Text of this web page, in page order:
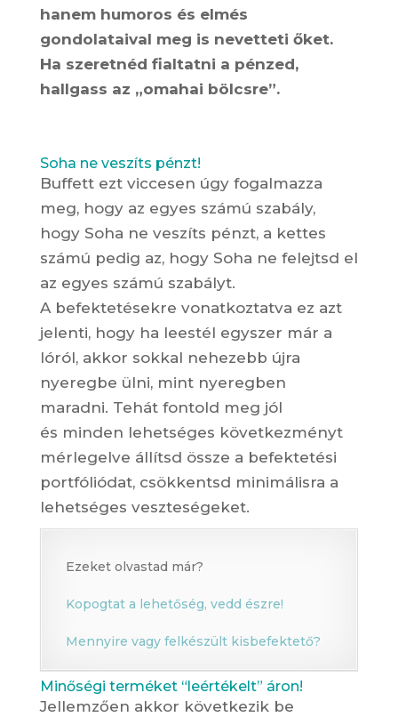
hanem humoros és elmés
gondolataival meg is nevetteti őket.
Ha szeretnéd fialtatni a pénzed,
hallgass az „omahai bölcsre”.
Soha ne veszíts pénzt!
Buffett ezt viccesen úgy fogalmazza
meg, hogy az egyes számú szabály,
hogy Soha ne veszíts pénzt, a kettes
számú pedig az, hogy Soha ne felejtsd el
az egyes számú szabályt.
A befektetésekre vonatkoztatva ez azt
jelenti, hogy ha leestél egyszer már a
lóról, akkor sokkal nehezebb újra
nyeregbe ülni, mint nyeregben
maradni. Tehát fontold meg jól
és minden lehetséges következményt
mérlegelve állítsd össze a befektetési
portfóliódat, csökkentsd minimálisra a
lehetséges veszteségeket.
Ezeket olvastad már?
Kopogtat a lehetőség, vedd észre!
Mennyire vagy felkészült kisbefektető?
Minőségi terméket “leértékelt” áron!
Jellemzően akkor következik be